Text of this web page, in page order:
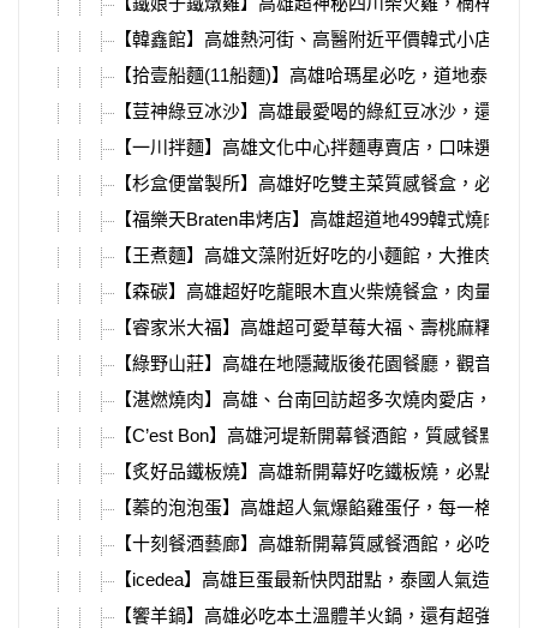
【韓鑫館】高雄熱河街、高醫附近平價韓式小店，
【拾壹船麵(11船麵)】高雄哈瑪星必吃，道地泰國船
【荳神綠豆冰沙】高雄最愛喝的綠紅豆冰沙，還可
【一川拌麵】高雄文化中心拌麵專賣店，口味選擇
【杉盒便當製所】高雄好吃雙主菜質感餐盒，必吃
【福樂天Braten串烤店】高雄超道地499韓式燒肉吃
【王煮麵】高雄文藻附近好吃的小麵館，大推肉燥
【森碳】高雄超好吃龍眼木直火柴燒餐盒，肉量滿
【睿家米大福】高雄超可愛草莓大福、壽桃麻糬，
【綠野山莊】高雄在地隱藏版後花園餐廳，觀音山
【湛燃燒肉】高雄、台南回訪超多次燒肉愛店，必
【C’est Bon】高雄河堤新開幕餐酒館，質感餐點、
【炙好品鐵板燒】高雄新開幕好吃鐵板燒，必點雙人
【蓁的泡泡蛋】高雄超人氣爆餡雞蛋仔，每一格餡料
【十刻餐酒藝廊】高雄新開幕質感餐酒館，必吃超強
【icedea】高雄巨蛋最新快閃甜點，泰國人氣造型冰
【饗羊鍋】高雄必吃本土溫體羊火鍋，還有超強烤